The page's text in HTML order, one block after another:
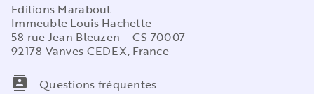
Editions Marabout
Immeuble Louis Hachette
58 rue Jean Bleuzen – CS 70007
92178 Vanves CEDEX, France
contacts
Questions fréquentes